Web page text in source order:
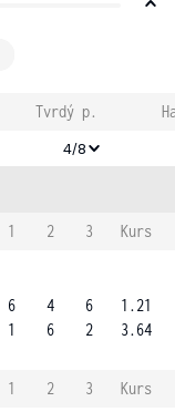
Tvrdý p.
4/8
1 2 3
Kurs
6
1
4
6
6
2
1.21
3.64
1 2 3
Kurs